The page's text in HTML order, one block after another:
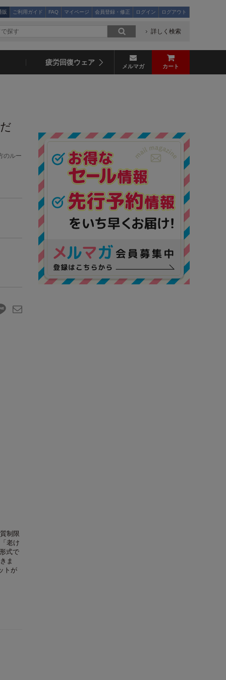
販 ご利用ガイド FAQ マイページ 会員登録・修正 ログイン ログアウト
詳しく検索
疲労回復ウェア メルマガ カート
のルー
制限
老け
式で
ま
トが